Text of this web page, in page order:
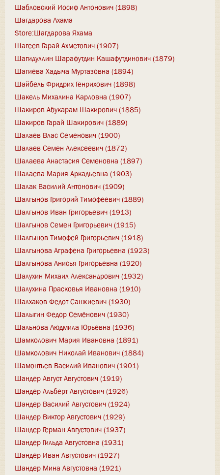
Шабловский Иосиф Антонович (1898)
Шагдарова Лхама
Store:Шагдарова Яхама
Шагеев Гарай Ахметович (1907)
Шагидуллин Шарафутдин Кашафутдинович (1879)
Шагиева Хадыча Муртазовна (1894)
Шайбель Фридрих Генрихович (1898)
Шакель Михалина Карловна (1907)
Шакиров Абукарам Шакирович (1885)
Шакиров Гарай Шакирович (1889)
Шалаев Влас Семенович (1900)
Шалаев Семен Алексеевич (1872)
Шалаева Анастасия Семеновна (1897)
Шалаева Мария Аркадьевна (1903)
Шалак Василий Антонович (1909)
Шалгынов Григорий Тимофеевич (1889)
Шалгынов Иван Григорьевич (1913)
Шалгынов Семен Григорьевич (1915)
Шалгынов Тимофей Григорьевич (1918)
Шалгынова Аграфена Григорьевна (1923)
Шалгынова Анисья Григорьевна (1920)
Шалухин Михаил Александрович (1932)
Шалухина Прасковья Ивановна (1910)
Шалхаков Федот Санжиевич (1930)
Шалыгин Федор Семёнович (1930)
Шальнова Людмила Юрьевна (1936)
Шамколович Мария Ивановна (1891)
Шамколович Николай Иванович (1884)
Шамонтьев Василий Иванович (1901)
Шандер Август Августович (1919)
Шандер Альберт Августович (1926)
Шандер Василий Августович (1924)
Шандер Виктор Августович (1929)
Шандер Герман Августович (1937)
Шандер Гильда Августовна (1931)
Шандер Иван Августович (1927)
Шандер Мина Августовна (1921)